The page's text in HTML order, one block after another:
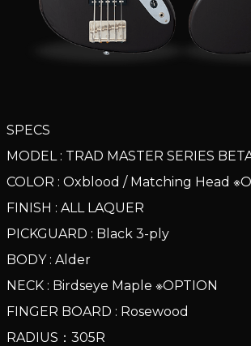
SPECS
MODEL : TRAD MASTER SERIES
COLOR : Oxblood / Matching Head
FINISH : ALL LAQUER
PICKGUARD : Black 3-ply
BODY : Alder
NECK : Birdseye Maple ※OPTION
FINGER BOARD : Rosewood
RADIUS：305R